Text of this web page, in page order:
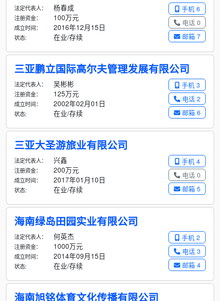
手机 6
电话 0
邮箱 7
法定代表人： 杨春成
注册资金： 100万元
成立时间： 2016年12月15日
状态: 在业/存续
三亚鹏立国际高尔夫管理发展有限公司
手机 3
电话 2
邮箱 6
法定代表人： 吴彬彬
注册资金： 125万元
成立时间： 2002年02月01日
状态: 在业/存续
三亚大圣游旅业有限公司
手机 4
电话 0
邮箱 5
法定代表人： 兴鑫
注册资金： 200万元
成立时间： 2017年01月10日
状态: 在业/存续
海南绿岛田园实业有限公司
手机 2
电话 3
邮箱 4
法定代表人： 何英杰
注册资金： 1000万元
成立时间： 2014年09月15日
状态: 在业/存续
海南旭铭体育文化传播有限公司